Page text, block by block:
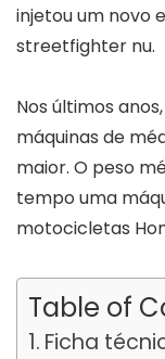
injetou um novo
streetfighter nu.
Nos últimos
máquinas de
maior. O peso
tempo uma
motocicletas
Table of
Ficha